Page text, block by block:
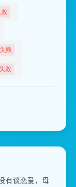
败
败
败
有谈恋爱，母